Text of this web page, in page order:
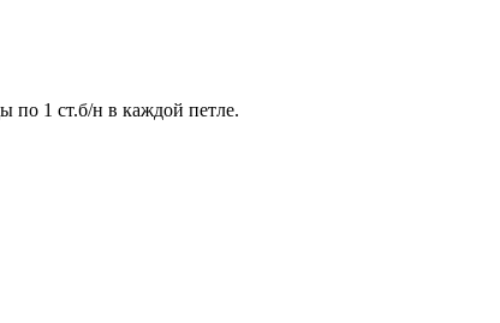
по 1 ст.б/н в каждой петле.